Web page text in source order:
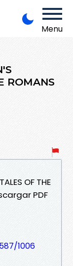
Menu
ROMANS
OF THE
PDF
1006